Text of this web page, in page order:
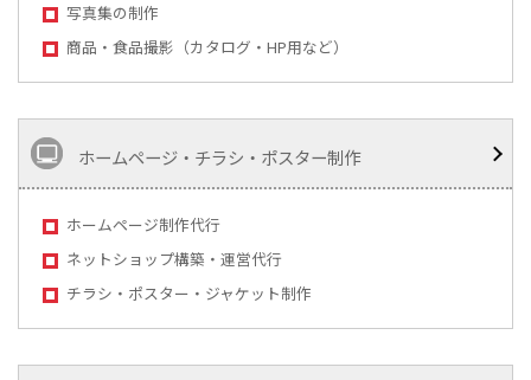
写真集の制作
商品・食品撮影（カタログ・HP用など）
ホームページ・チラシ・ポスター制作
ホームページ制作代行
ネットショップ構築・運営代行
チラシ・ポスター・ジャケット制作